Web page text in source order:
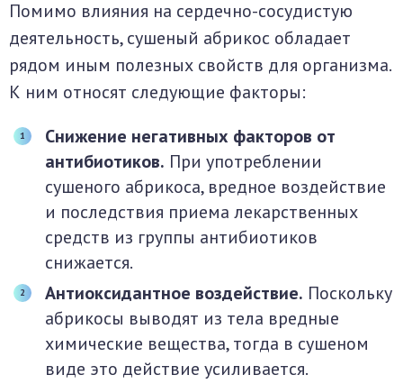
Помимо влияния на сердечно-сосудистую
деятельность, сушеный абрикос обладает
рядом иным полезных свойств для организма.
К ним относят следующие факторы:
Снижение негативных факторов от
антибиотиков. При употреблении
сушеного абрикоса, вредное воздействие
и последствия приема лекарственных
средств из группы антибиотиков
снижается.
Антиоксидантное воздействие. Поскольку
абрикосы выводят из тела вредные
химические вещества, тогда в сушеном
виде это действие усиливается.